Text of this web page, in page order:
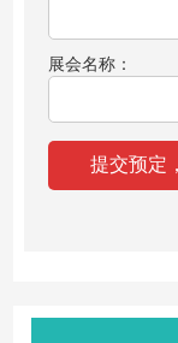
展会名称：